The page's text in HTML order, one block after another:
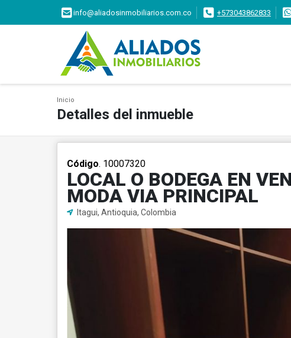
info@aliadosinmobiliarios.com.co +573043862833
Inicio
Detalles del inmueble
Código. 10007320
LOCAL O BODEGA EN
MODA VIA PRINCIPAL
Itagui, Antioquia, Colombia